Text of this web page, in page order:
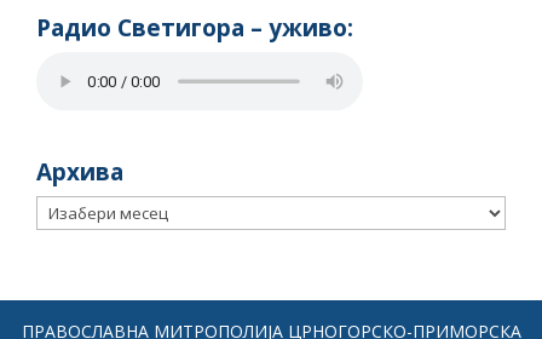
Радио Светигора – yживо:
Архива
Архива
ПРАВОСЛАВНА МИТРОПОЛИЈА ЦРНОГОРСКО-ПРИМОРСКА